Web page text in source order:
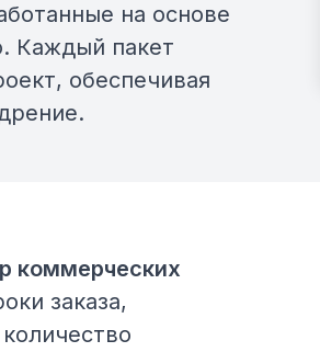
на основе
Каждый пакет
обеспечивая
коммерческих
заказа,